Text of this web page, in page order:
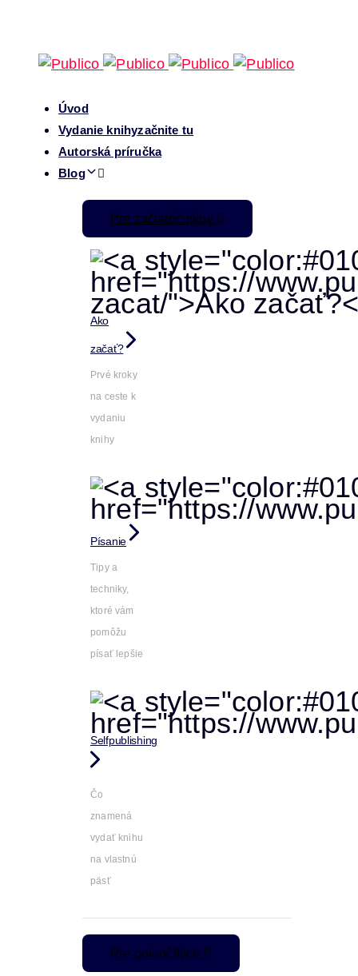
Úvod
Vydanie knihyzačnite tu
Autorská príručka
Blog
Pre začiatočníkov
Ako
začať?
Prvé kroky
na ceste k
vydaniu
knihy
Písanie
Tipy a
techniky,
ktoré vám
pomôžu
písať lepšie
Selfpublishing
Čo
znamená
vydať knihu
na vlastnú
päsť
Pre pokročilých